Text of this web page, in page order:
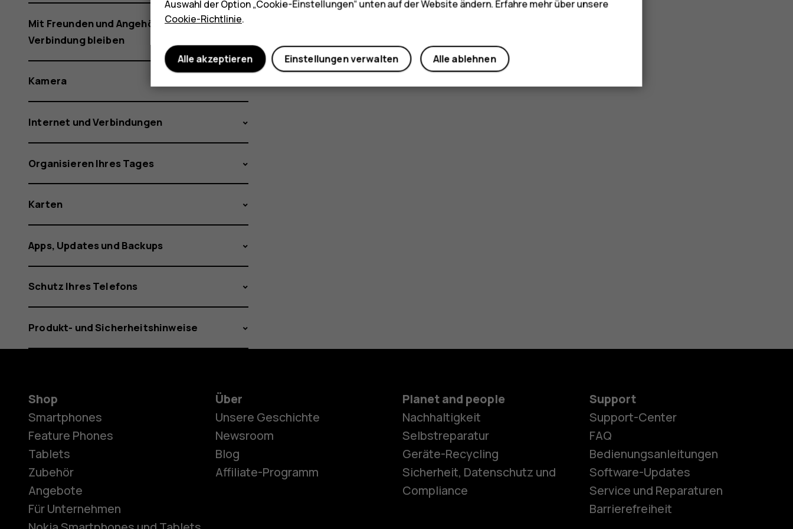
Smartphones
Feature Phones
Ja Nein
Mit Freunden und Angehörigen in
Verbindung bleiben
Kamera
Internet und Verbindungen
Organisieren Ihres Tages
Karten
Apps, Updates und Backups
Schutz Ihres Telefons
Produkt- und Sicherheitshinweise
Shop
Smartphones
Feature Phones
Tablets
Zubehör
Angebote
Für Unternehmen
Über
Unsere Geschichte
Newsroom
Blog
Affiliate-Programm
Planet and people
Nachhaltigkeit
Selbstreparatur
Geräte-Recycling
Sicherheit, Datenschutz und
Compliance
Support
Support-Center
FAQ
Bedienungsanleitungen
Software-Updates
Service und Reparaturen
Barrierefreiheit
Auswahl der Option „Cookie-Einstellungen“ unten auf der Website ändern. Erfahre mehr über unsere
Cookie-Richtlinie.
Alle ablehnen
Einstellungen verwalten
Alle akzeptieren